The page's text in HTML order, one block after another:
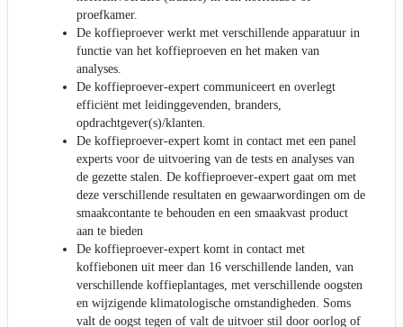
proefkamer.
De koffieproever werkt met verschillende apparatuur in
functie van het koffieproeven en het maken van
analyses.
De koffieproever-expert communiceert en overlegt
efficiënt met leidinggevenden, branders,
opdrachtgever(s)/klanten.
De koffieproever-expert komt in contact met een panel
experts voor de uitvoering van de tests en analyses van
de gezette stalen. De koffieproever-expert gaat om met
deze verschillende resultaten en gewaarwordingen om de
smaakcontante te behouden en een smaakvast product
aan te bieden
De koffieproever-expert komt in contact met
koffiebonen uit meer dan 16 verschillende landen, van
verschillende koffieplantages, met verschillende oogsten
en wijzigende klimatologische omstandigheden. Soms
valt de oogst tegen of valt de uitvoer stil door oorlog of